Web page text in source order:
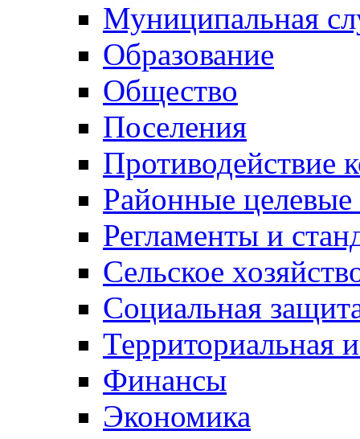
Муниципальная
Образование
Общество
Поселения
Противодействие
Районные
Регламенты и
Сельское
Социальная
Территориальная
Финансы
Экономика